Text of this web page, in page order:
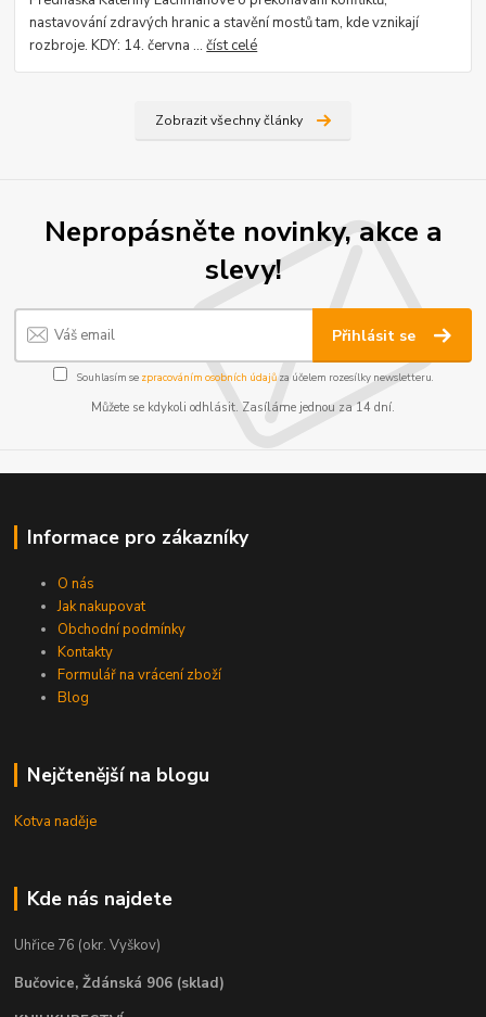
nastavování zdravých hranic a stavění mostů tam, kde vznikají
rozbroje. KDY: 14. června ...číst celé
Zobrazit všechny články
Nepropásněte novinky, akce a
slevy!
Přihlásit se
Souhlasím se zpracováním osobních údajůza účelem rozesílky newsletteru.
Můžete se kdykoli odhlásit. Zasíláme jednou za 14 dní.
Informace pro zákazníky
O nás
Jak nakupovat
Obchodní podmínky
Kontakty
Formulář na vrácení zboží
Blog
Nejčtenější na blogu
Kotva naděje
Kde nás najdete
Uhřice 76 (okr. Vyškov)
Bučovice, Ždánská 906 (sklad)